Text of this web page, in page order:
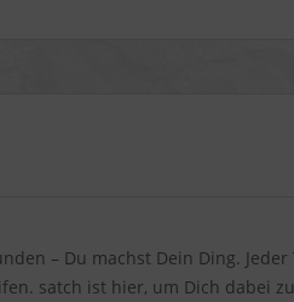
– Du machst Dein Ding. Jeder
satch ist hier, um Dich dabei zu